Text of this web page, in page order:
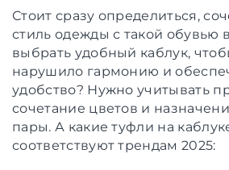
Стоит сразу определиться,
стиль одежды с такой обувью
выбрать удобный каблук,
нарушило гармонию и
удобство? Нужно учитывать
сочетание цветов и
пары. А какие туфли на
соответствуют трендам 2025: